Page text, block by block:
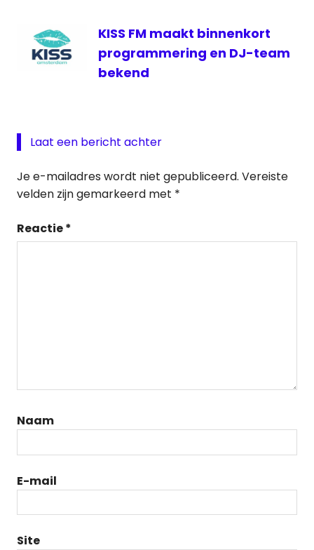
KISS FM maakt binnenkort
programmering en DJ-team
bekend
Laat een bericht achter
Je e-mailadres wordt niet gepubliceerd. Vereiste
velden zijn gemarkeerd met *
Reactie*
Naam
E-mail
Site